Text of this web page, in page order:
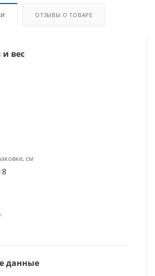
ОТЗЫВЫ О ТОВАРЕ
вес
см
данные